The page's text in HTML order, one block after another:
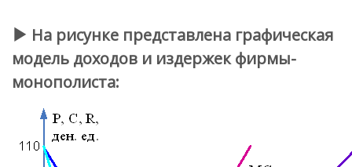
На рисунке представлена графическая
модель доходов и издержек фирмы-
монополиста: